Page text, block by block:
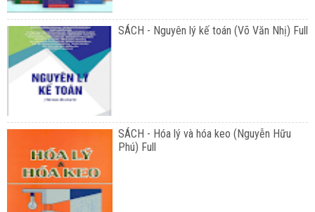
SÁCH - Nguyên lý kế toán (Võ Văn Nhị) Full
SÁCH - Hóa lý và hóa keo (Nguyễn Hữu
Phú) Full